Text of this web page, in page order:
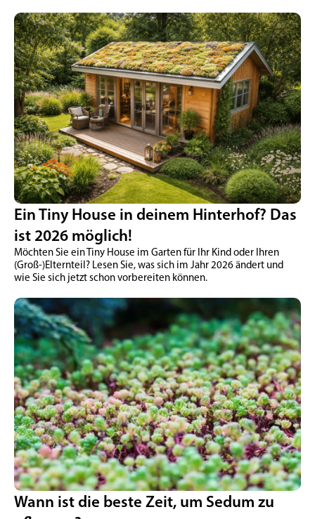
Ein Tiny House in deinem Hinterhof? Das
ist 2026 möglich!
Möchten Sie ein Tiny House im Garten für Ihr Kind oder Ihren
(Groß-)Elternteil? Lesen Sie, was sich im Jahr 2026 ändert und
wie Sie sich jetzt schon vorbereiten können.
Wann ist die beste Zeit, um Sedum zu